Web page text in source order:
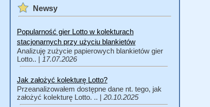
Newsy
Popularność gier Lotto w kolekturach
stacjonarnych przy użyciu blankietów
Analizuję zużycie papierowych blankietów gier
Lotto.. | 17.07.2026
Jak założyć kolekturę Lotto?
Przeanalizowałem dostępne dane nt. tego, jak
założyć kolekturę Lotto. .. | 20.10.2025